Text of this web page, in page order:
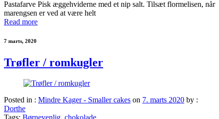
Pastafarve Pisk æggehviderne med et nip salt. Tilsæt flormelisen, når
marengsen er ved at være helt
Read more
7 marts, 2020
Trøfler / romkugler
Posted in : Mindre Kager - Smaller cakes on 7. marts 2020 by :
Dorthe